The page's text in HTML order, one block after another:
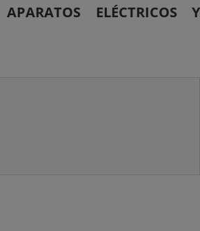
ELÉCTRICOS Y